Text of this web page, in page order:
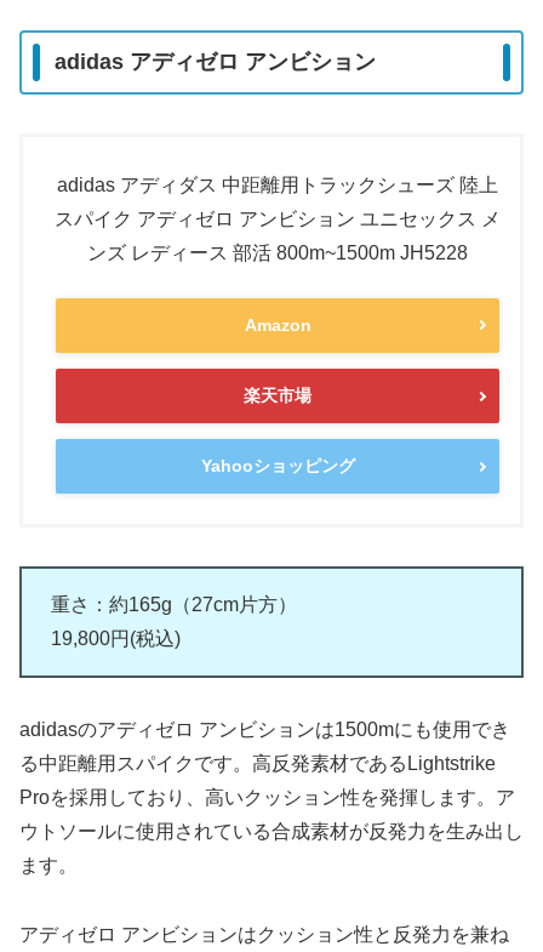
adidas アディゼロ アンビション
adidas アディダス 中距離用トラックシューズ 陸上
スパイク アディゼロ アンビション ユニセックス メ
ンズ レディース 部活 800m~1500m JH5228
Amazon
楽天市場
Yahooショッピング
重さ：約165g（27cm片方）
19,800円(税込)
adidasのアディゼロ アンビションは1500mにも使用でき
る中距離用スパイクです。高反発素材であるLightstrike
Proを採用しており、高いクッション性を発揮します。ア
ウトソールに使用されている合成素材が反発力を生み出し
ます。
アディゼロ アンビションはクッション性と反発力を兼ね